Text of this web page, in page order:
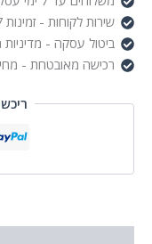
שירות לקוחות - זמינות 24/7
ביטול עסקה -
רכישה מאובטחת -